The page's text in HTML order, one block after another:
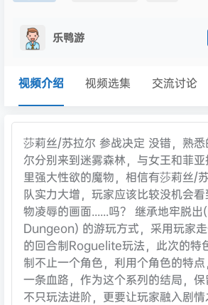
乐鸭游
视频介绍 视频选集 交流讨论
莎莉丝/苏拉尔 参战决定 没错，熟
尔分别来到迷雾森林，与女王和菲
里强大性欲的魔物，相信有莎莉丝/
队实力大增，玩家应该比较没机会
物凌辱的画面......吗？ 继承地牢脱
Dungeon) 的游玩方式，采用玩家
的回合制Roguelite玩法，此次的特
制不止一个角色，利用个角色的特
一条血路，作为这个系列的结局，保
不只玩法进阶，更要让玩家融入剧情